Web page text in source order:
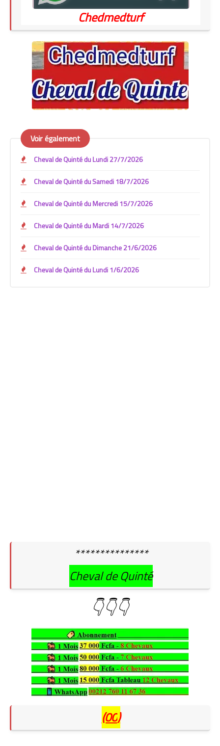
Chedmedturf
Voir également
Cheval de Quinté du Lundi 27/7/2026
Cheval de Quinté du Samedi 18/7/2026
Cheval de Quinté du Mercredi 15/7/2026
Cheval de Quinté du Mardi 14/7/2026
Cheval de Quinté du Dimanche 21/6/2026
Cheval de Quinté du Lundi 1/6/2026
***************
Cheval de Quinté
👇👇👇
(00)